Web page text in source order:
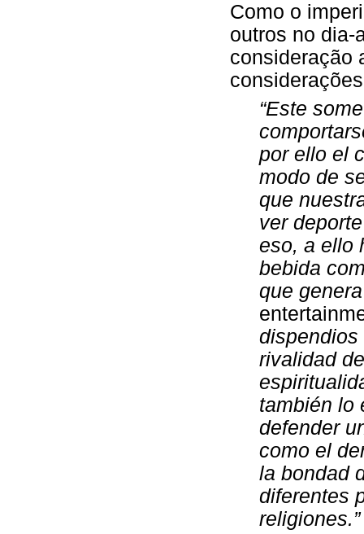
Como o
outros no dia-
consideração
“Este
por ello el
modo de
que
ver
eso, a ello
bebida
que
rivalidad
también lo
defender
como el
la bondad
diferentes
religiones.”